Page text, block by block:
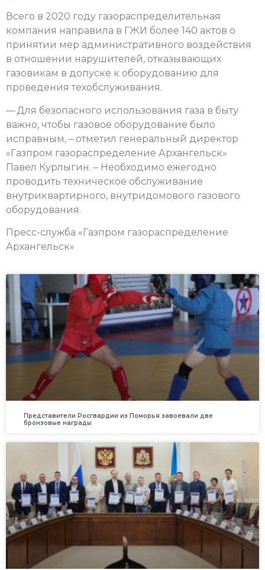
Всего в 2020 году газораспределительная
компания направила в ГЖИ более 140 актов о
принятии мер административного воздействия
в отношении нарушителей, отказывающих
газовикам в допуске к оборудованию для
проведения техобслуживания.
— Для безопасного использования газа в быту
важно, чтобы газовое оборудование было
исправным, – отметил генеральный директор
«Газпром газораспределение Архангельск»
Павел Курлыгин. – Необходимо ежегодно
проводить техническое обслуживание
внутриквартирного, внутридомового газового
оборудования.
Пресс-служба «Газпром газораспределение
Архангельск»
Представители Росгвардии из Поморья завоевали две
бронзовые награды